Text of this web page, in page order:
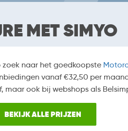
MET SIMYO
zoek naar het goedkoopste
vanaf €32,50 per
maar ook bij webshops als
BEKIJK ALLE PRIJZEN